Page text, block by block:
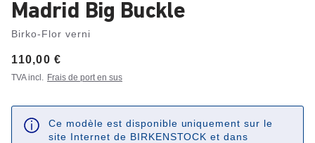
Madrid Big Buckle
Birko-Flor verni
Price:
110,00 €
TVA incl. Frais de port en sus
Ce modèle est disponible uniquement sur le
site Internet de BIRKENSTOCK et dans